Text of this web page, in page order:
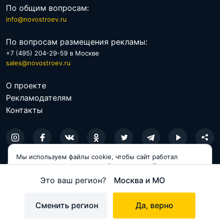
Это ваш регион? Москва и МО
Сменить регион Да, верно
зелень Мытищинского лесопарка.
Волковского шоссе. По нему до МКАД – 1 километр,
можно доехать за 10 минут времени. По Ярославскому
По общим вопросам:
info@novostroev.ru
По вопросам размещения рекламы:
+7 (495) 204-29-59 в Москве
sales@novostroev.ru
О проекте
Рекламодателям
Контакты
© 2026 NOVOSTROEV.RU
Политика обработки персональных данных
Мы используем файлы cookie, чтобы сайт работал
корректно и становился удобнее для вас. Продолжая
Принимаю